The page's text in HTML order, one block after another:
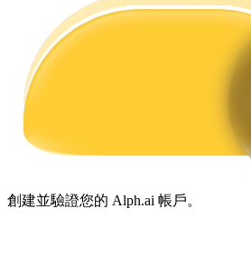
合約指南
合約功能使用指南
創建並驗證您的 Alph.ai 帳戶。